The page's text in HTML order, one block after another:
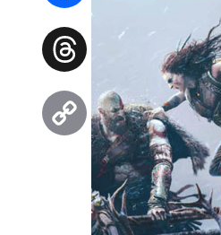
Facebook
Threads
Copy
Link